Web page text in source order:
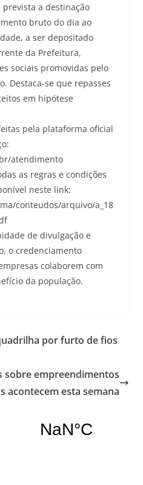
a destinação
bruto do dia ao
a ser depositado
da Prefeitura,
sociais promovidas pelo
Destaca-se que repasses
em hipótese
pela plataforma oficial
atendimento
as regras e condições
neste link:
conteudos/arquivo/a_18
de divulgação e
o credenciamento
colaborem com
da população.
por furto de fios
sobre empreendimentos
acontecem esta semana